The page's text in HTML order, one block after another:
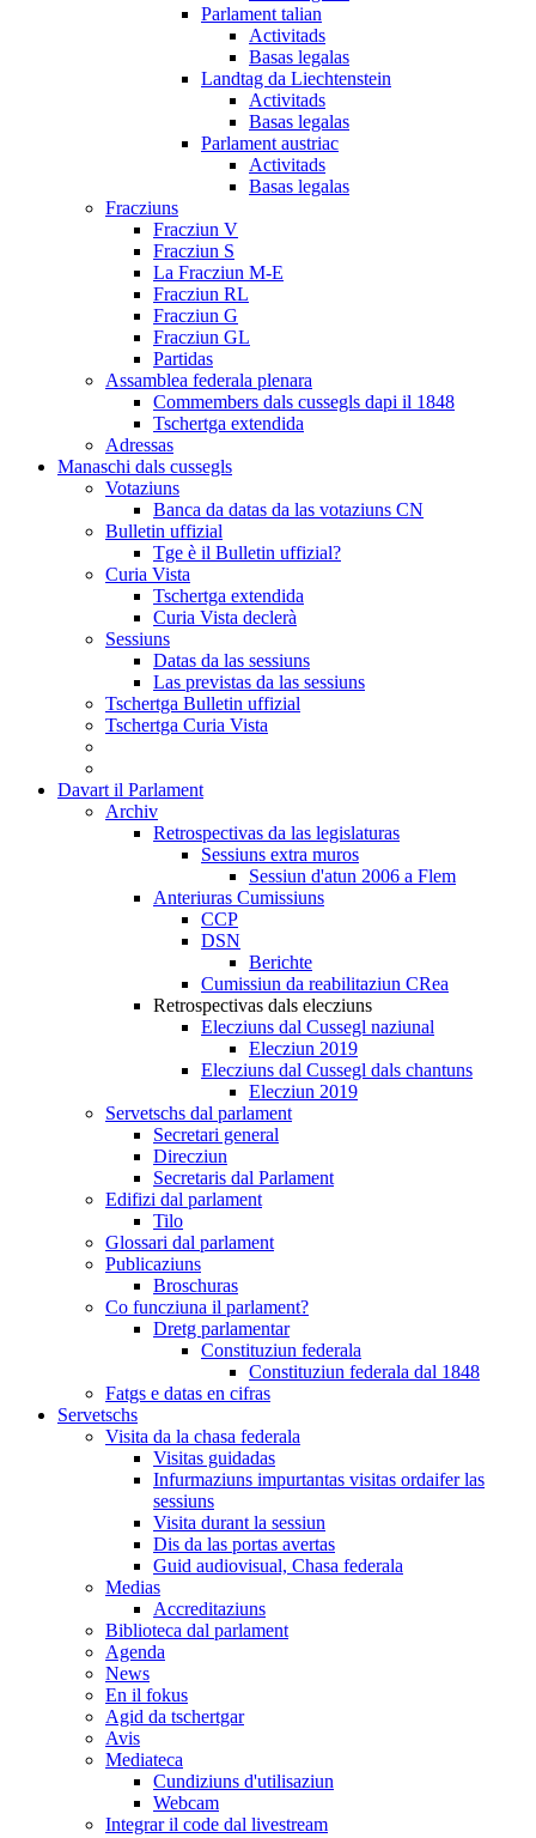
Parlament talian
Activitads
Basas legalas
Landtag da Liechtenstein
Activitads
Basas legalas
Parlament austriac
Activitads
Basas legalas
Fracziuns
Fracziun V
Fracziun S
La Fracziun M-E
Fracziun RL
Fracziun G
Fracziun GL
Partidas
Assamblea federala plenara
Commembers dals cussegls dapi il 1848
Tschertga extendida
Adressas
Manaschi dals cussegls
Votaziuns
Banca da datas da las votaziuns CN
Bulletin uffizial
Tge è il Bulletin uffizial?
Curia Vista
Tschertga extendida
Curia Vista declerà
Sessiuns
Datas da las sessiuns
Las previstas da las sessiuns
Tschertga Bulletin uffizial
Tschertga Curia Vista
Davart il Parlament
Archiv
Retrospectivas da las legislaturas
Sessiuns extra muros
Sessiun d'atun 2006 a Flem
Anteriuras Cumissiuns
CCP
DSN
Berichte
Cumissiun da reabilitaziun CRea
Retrospectivas dals elecziuns
Elecziuns dal Cussegl naziunal
Elecziun 2019
Elecziuns dal Cussegl dals chantuns
Elecziun 2019
Servetschs dal parlament
Secretari general
Direcziun
Secretaris dal Parlament
Edifizi dal parlament
Tilo
Glossari dal parlament
Publicaziuns
Broschuras
Co funcziuna il parlament?
Dretg parlamentar
Constituziun federala
Constituziun federala dal 1848
Fatgs e datas en cifras
Servetschs
Visita da la chasa federala
Visitas guidadas
Infurmaziuns impurtantas visitas ordaifer las
sessiuns
Visita durant la sessiun
Dis da las portas avertas
Guid audiovisual, Chasa federala
Medias
Accreditaziuns
Biblioteca dal parlament
Agenda
News
En il fokus
Agid da tschertgar
Avis
Mediateca
Cundiziuns d'utilisaziun
Webcam
Integrar il code dal livestream